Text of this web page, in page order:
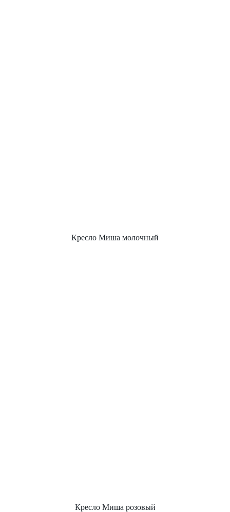
Кресло Миша молочный
Кресло Миша розовый